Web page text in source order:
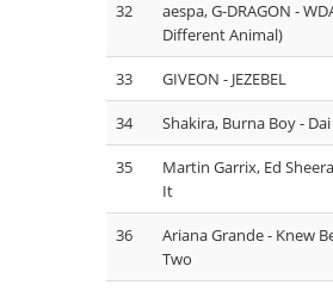
32
aespa, G-DRAGON -
Different Animal)
33 GIVEON - JEZEBEL
34 Shakira, Burna Boy -
35
Martin Garrix, Ed
It
36
Ariana Grande - Knew
Two